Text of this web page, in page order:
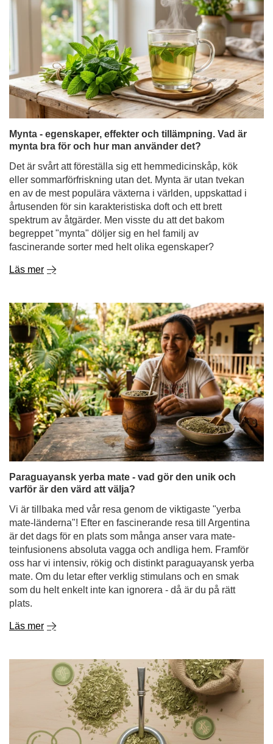
Mynta - egenskaper, effekter och tillämpning. Vad är
mynta bra för och hur man använder det?
Det är svårt att föreställa sig ett hemmedicinskåp, kök
eller sommarförfriskning utan det. Mynta är utan tvekan
en av de mest populära växterna i världen, uppskattad i
årtusenden för sin karakteristiska doft och ett brett
spektrum av åtgärder. Men visste du att det bakom
begreppet "mynta" döljer sig en hel familj av
fascinerande sorter med helt olika egenskaper?
Läs mer
Paraguayansk yerba mate - vad gör den unik och
varför är den värd att välja?
Vi är tillbaka med vår resa genom de viktigaste "yerba
mate-länderna"! Efter en fascinerande resa till Argentina
är det dags för en plats som många anser vara mate-
teinfusionens absoluta vagga och andliga hem. Framför
oss har vi intensiv, rökig och distinkt paraguayansk yerba
mate. Om du letar efter verklig stimulans och en smak
som du helt enkelt inte kan ignorera - då är du på rätt
plats.
Läs mer